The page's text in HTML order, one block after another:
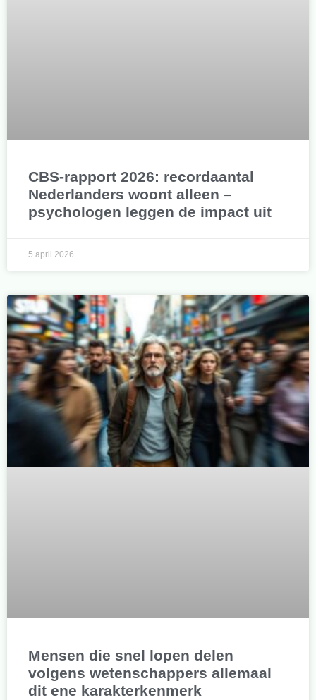
CBS-rapport 2026: recordaantal
Nederlanders woont alleen –
psychologen leggen de impact uit
5 april 2026
Mensen die snel lopen delen
volgens wetenschappers allemaal
dit ene karakterkenmerk